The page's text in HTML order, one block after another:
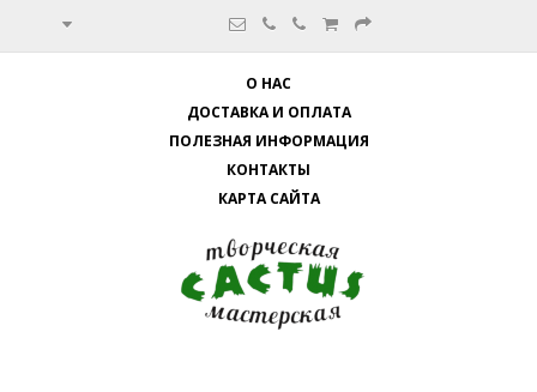
О НАС
ДОСТАВКА И ОПЛАТА
ПОЛЕЗНАЯ ИНФОРМАЦИЯ
КОНТАКТЫ
КАРТА САЙТА